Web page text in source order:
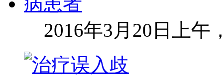
2016年3月20日上午